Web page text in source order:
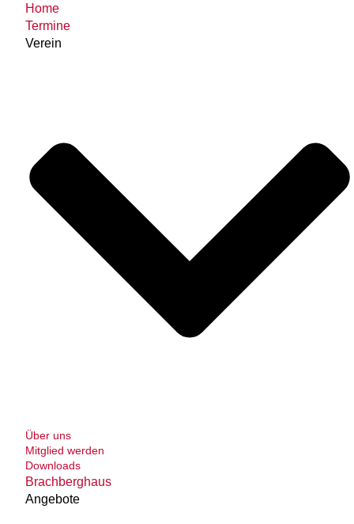
Home
Termine
Verein
Über uns
Mitglied werden
Downloads
Brachberghaus
Angebote